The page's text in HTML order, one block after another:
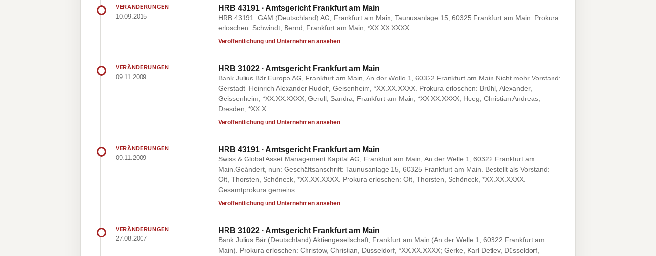
VERÄNDERUNGEN
10.09.2015
HRB 43191 · Amtsgericht Frankfurt am Main
HRB 43191: GAM (Deutschland) AG, Frankfurt am Main, Taunusanlage 15, 60325 Frankfurt am Main. Prokura
erloschen: Schwindt, Bernd, Frankfurt am Main, *XX.XX.XXXX.
Veröffentlichung und Unternehmen ansehen
VERÄNDERUNGEN
09.11.2009
HRB 31022 · Amtsgericht Frankfurt am Main
Bank Julius Bär Europe AG, Frankfurt am Main, An der Welle 1, 60322 Frankfurt am Main.Nicht mehr Vorstand:
Gerstadt, Heinrich Alexander Rudolf, Geisenheim, *XX.XX.XXXX. Prokura erloschen: Brühl, Alexander,
Geissenheim, *XX.XX.XXXX; Gerull, Sandra, Frankfurt am Main, *XX.XX.XXXX; Hoeg, Christian Andreas,
Dresden, *XX.X…
Veröffentlichung und Unternehmen ansehen
VERÄNDERUNGEN
09.11.2009
HRB 43191 · Amtsgericht Frankfurt am Main
Swiss & Global Asset Management Kapital AG, Frankfurt am Main, An der Welle 1, 60322 Frankfurt am
Main.Geändert, nun: Geschäftsanschrift: Taunusanlage 15, 60325 Frankfurt am Main. Bestellt als Vorstand:
Ott, Thorsten, Schöneck, *XX.XX.XXXX. Prokura erloschen: Ott, Thorsten, Schöneck, *XX.XX.XXXX.
Gesamtprokura gemeins…
Veröffentlichung und Unternehmen ansehen
VERÄNDERUNGEN
27.08.2007
HRB 31022 · Amtsgericht Frankfurt am Main
Bank Julius Bär (Deutschland) Aktiengesellschaft, Frankfurt am Main (An der Welle 1, 60322 Frankfurt am
Main). Prokura erloschen: Christow, Christian, Düsseldorf, *XX.XX.XXXX; Gerke, Karl Detlev, Düsseldorf,